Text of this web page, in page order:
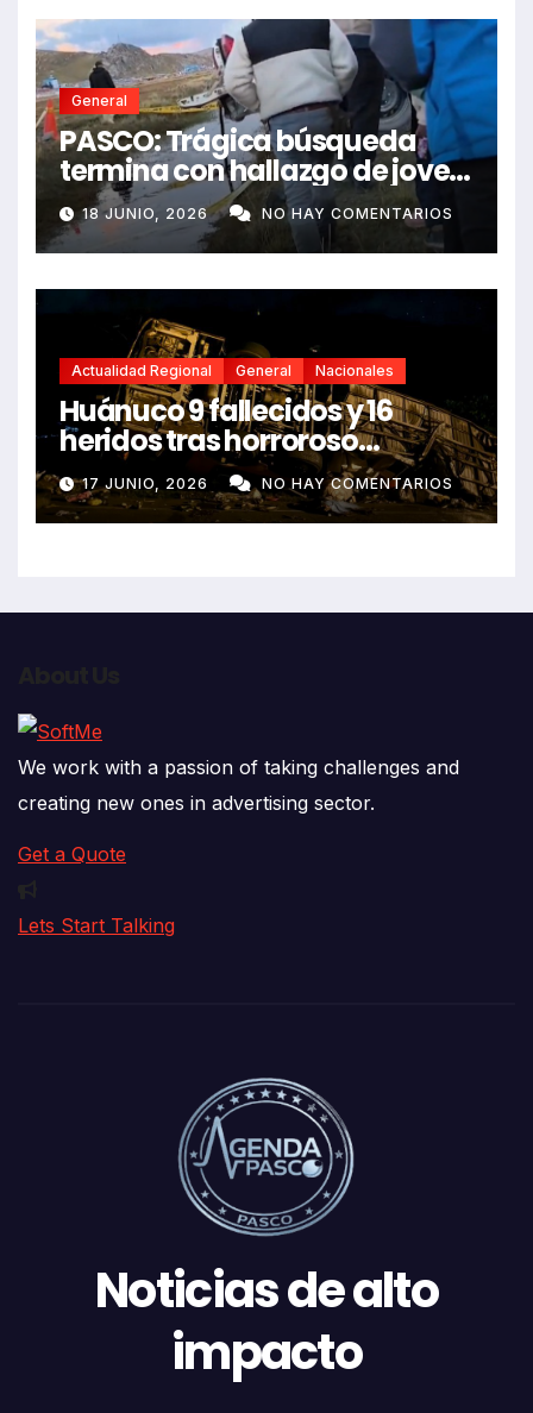
General
PASCO: Trágica búsqueda
termina con hallazgo de joven
sin vida en Rancas
18 JUNIO, 2026 NO HAY COMENTARIOS
Actualidad Regional General Nacionales
Huánuco 9 fallecidos y 16
heridos tras horroroso
despiste de bus Real Chancas
que impactó contra vivienda
17 JUNIO, 2026 NO HAY COMENTARIOS
We work with a passion of taking challenges and
creating new ones in advertising sector.
Get a Quote
Lets Start Talking
Noticias de alto
impacto